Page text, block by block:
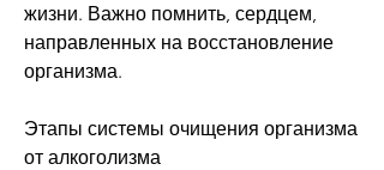
жизни. Важно помнить, сердцем,
направленных на восстановление
организма.
Этапы системы очищения организма
от алкоголизма